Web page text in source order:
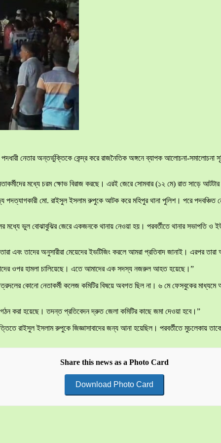
নেতার অন্তর্ভুক্তিকে কেন্দ্র করে রাজনৈতিক অঙ্গনে ব্যাপক আলোচনা-
মধ্যে চরম ক্ষোভ বিরাজ করছে। এরই জেরে সোমবার (১২ মে) রাত সাড়ে আটটার
মো. রাইসুল ইসলাম রুপুকে আটক করে মহিপুর থানা পুলিশ। পরে পদবঞ্চিত
মধ্যে ভুল বোঝাবুঝির জেরে একজনকে থানায় নেওয়া হয়। পরবর্তীতে থানার সভাপতি ও
এবং তাদের অনুসারীরা মেয়েদের ইভটিজিং করলে আমরা প্রতিবাদ জানাই। এরপর তারা
ওপর হামলা চালিয়েছে। এতে আমাদের এক সদস্য নজরুল আহত হয়েছে।”
কোনো নেতাকর্মী কলেজ কমিটির বিষয়ে অবগত ছিল না। ৬ মে ফেসবুকের
করা হয়েছে। তদন্ত প্রতিবেদন দ্রুত জেলা কমিটির কাছে জমা দেওয়া হবে।”
রাইসুল ইসলাম রুপুকে জিজ্ঞাসাবাদের জন্য আনা হয়েছিল। পরবর্তীতে মুচলেকায়
Share this news as a Photo Card
Download Photo Card